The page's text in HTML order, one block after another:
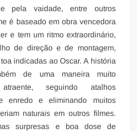
pela vaidade, entre outros
é baseado em obra vencedora
e tem um ritmo extraordinário,
de direção e de montagem,
indicadas ao Oscar. A história
de uma maneira muito
seguindo atalhos
enredo e eliminando muitos
naturais em outros filmes.
surpresas e boa dose de